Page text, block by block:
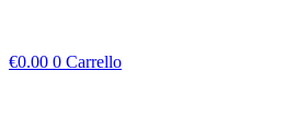
€0.00 0 Carrello